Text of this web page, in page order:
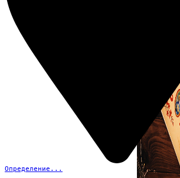
Определение...